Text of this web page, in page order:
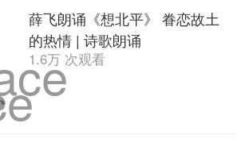
薛飞朗诵《想北平》 眷恋故土
的热情 | 诗歌朗诵
1.6万 次观看